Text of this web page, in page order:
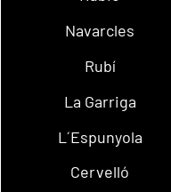
Navarcles
Rubí
La Garriga
L´Espunyola
Cervelló